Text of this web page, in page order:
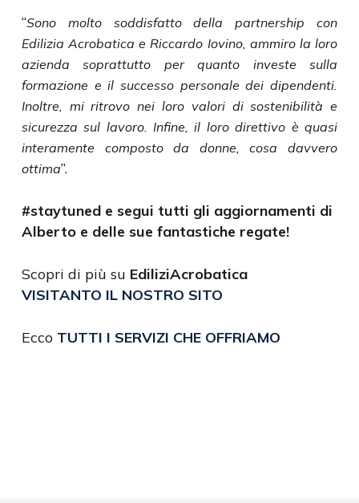
“Sono molto soddisfatto della partnership con
Edilizia Acrobatica e Riccardo Iovino, ammiro la loro
azienda soprattutto per quanto investe sulla
formazione e il successo personale dei dipendenti.
Inoltre, mi ritrovo nei loro valori di sostenibilità e
sicurezza sul lavoro. Infine, il loro direttivo è quasi
interamente composto da donne, cosa davvero
ottima”.
#staytuned e segui tutti gli aggiornamenti di
Alberto e delle sue fantastiche regate!
Scopri di più su EdiliziAcrobatica
VISITANTO IL NOSTRO SITO
Ecco TUTTI I SERVIZI CHE OFFRIAMO